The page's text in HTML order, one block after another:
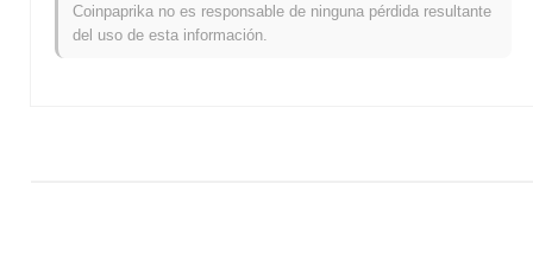
En los últimos 7 días, SB coin ha ganó
debajo del mercado cripto general que registró una ganancia del
Coinpaprika no es responsable de ninguna pérdida resultante
del uso de esta información.